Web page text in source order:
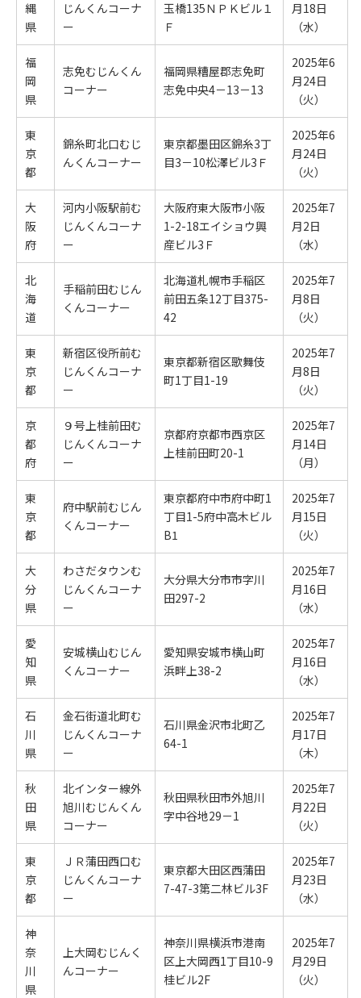
縄
県
じんくんコーナ
ー
玉橋135ＮＰＫビル１
Ｆ
月18日
（水）
福
岡
県
志免むじんくん
コーナー
福岡県糟屋郡志免町
志免中央4－13－13
2025年6
月24日
（火）
東
京
都
錦糸町北口むじ
んくんコーナー
東京都墨田区錦糸3丁
目3－10松澤ビル3Ｆ
2025年6
月24日
（火）
大
阪
府
河内小阪駅前む
じんくんコーナ
ー
大阪府東大阪市小阪
1-2-18エイショウ興
産ビル3Ｆ
2025年7
月2日
（水）
北
海
道
手稲前田むじん
くんコーナー
北海道札幌市手稲区
前田五条12丁目375-
42
2025年7
月8日
（火）
東
京
都
新宿区役所前む
じんくんコーナ
ー
東京都新宿区歌舞伎
町1丁目1-19
2025年7
月8日
（火）
京
都
府
９号上桂前田む
じんくんコーナ
ー
京都府京都市西京区
上桂前田町20-1
2025年7
月14日
（月）
東
京
都
府中駅前むじん
くんコーナー
東京都府中市府中町1
丁目1-5府中高木ビル
B1
2025年7
月15日
（火）
大
分
県
わさだタウンむ
じんくんコーナ
ー
大分県大分市市字川
田297-2
2025年7
月16日
（水）
愛
知
県
安城横山むじん
くんコーナー
愛知県安城市横山町
浜畔上38-2
2025年7
月16日
（水）
石
川
県
金石街道北町む
じんくんコーナ
ー
石川県金沢市北町乙
64-1
2025年7
月17日
（木）
秋
田
県
北インター線外
旭川むじんくん
コーナー
秋田県秋田市外旭川
字中谷地29－1
2025年7
月22日
（火）
東
京
都
ＪＲ蒲田西口む
じんくんコーナ
ー
東京都大田区西蒲田
7-47-3第二林ビル3F
2025年7
月23日
（水）
神
奈
川
県
上大岡むじんく
んコーナー
神奈川県横浜市港南
区上大岡西1丁目10-9
桂ビル2F
2025年7
月29日
（火）